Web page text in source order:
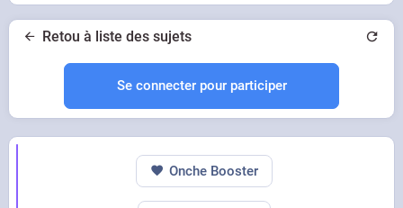
Samedi c’est Maxi Kebab à Byzance,
Sauce blanche + Hannibal
Retou à liste des sujets
Se connecter pour participer
Onche Booster